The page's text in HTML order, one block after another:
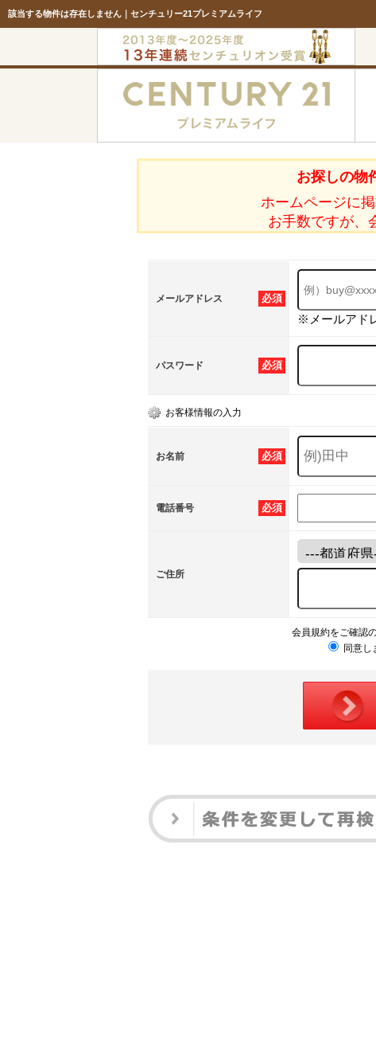
該当する物件は存在しません｜センチュリー21プレミアムライフ
お探しの物
ホームページに
お手数ですが、
必須
メールアドレス
※メールアド
必須
パスワード
お客様情報の入力
必須
お名前
必須
電話番号
ご住所
会員規約をご確認
同意し